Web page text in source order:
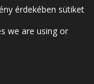
szerzők
érdekében sütiket
we are using or